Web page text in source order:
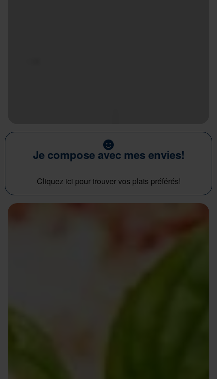
Je compose avec mes envies!
Cliquez ici pour trouver vos plats préférés!